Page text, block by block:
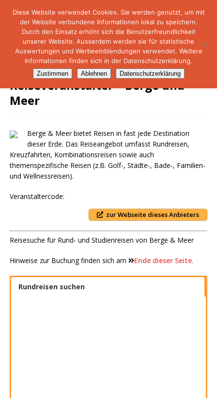
NetMare-Reiseportal
Reiseveranstalter – Berge und
Meer
Berge & Meer bietet Reisen in fast jede Destination
dieser Erde. Das Reiseangebot umfasst Rundreisen,
Kreuzfahrten, Kombinationsreisen sowie auch
themenspezifische Reisen (z.B. Golf-, Städte-, Bade-, Familien-
und Wellnessreisen).
Veranstaltercode:
zur Webseite dieses Anbieters
Reisesuche für Rund- und Studienreisen von Berge & Meer
Hinweise zur Buchung finden sich am Ende dieser Seite.
Rundreisen suchen
Diese Website verwendet Cookies. Sie werden genutzt, um mit
der Website verbundene Informationen lokal zu speichern.
Durch den Einsatz erhöht sich die Benutzerfreundlichkeit
unserer Website. Ausserdem werden sie für statistische
Auswertungen und Werbeeinblendungen verwendet. Weitere
Informationen finden sich in der Datenschutzerklärung.
Zustimmen Ablehnen Datenschutzerklärung